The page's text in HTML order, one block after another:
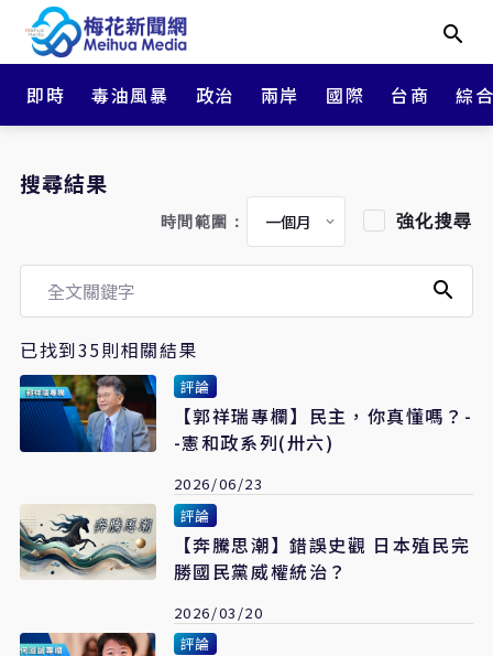
即時 毒油風暴 政治 兩岸 國際 台商 綜
搜尋結果
時間範圍： 強化搜尋
已找到35則相關結果
評論
【郭祥瑞專欄】民主，你真懂嗎？-
-憲和政系列(卅六)
2026/06/23
評論
【奔騰思潮】錯誤史觀 日本殖民完
勝國民黨威權統治？
2026/03/20
評論